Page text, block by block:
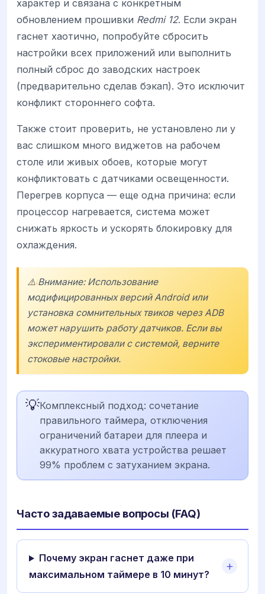
характер и связана с конкретным
обновлением прошивки Redmi 12. Если экран
гаснет хаотично, попробуйте сбросить
настройки всех приложений или выполнить
полный сброс до заводских настроек
(предварительно сделав бэкап). Это исключит
конфликт стороннего софта.
Также стоит проверить, не установлено ли у
вас слишком много виджетов на рабочем
столе или живых обоев, которые могут
конфликтовать с датчиками освещенности.
Перегрев корпуса — еще одна причина: если
процессор нагревается, система может
снижать яркость и ускорять блокировку для
охлаждения.
⚠️ Внимание: Использование
модифицированных версий Android или
установка сомнительных твиков через ADB
может нарушить работу датчиков. Если вы
экспериментировали с системой, верните
стоковые настройки.
💡Комплексный подход: сочетание
правильного таймера, отключения
ограничений батареи для плеера и
аккуратного хвата устройства решает
99% проблем с затуханием экрана.
Часто задаваемые вопросы (FAQ)
Почему экран гаснет даже при
максимальном таймере в 10 минут?